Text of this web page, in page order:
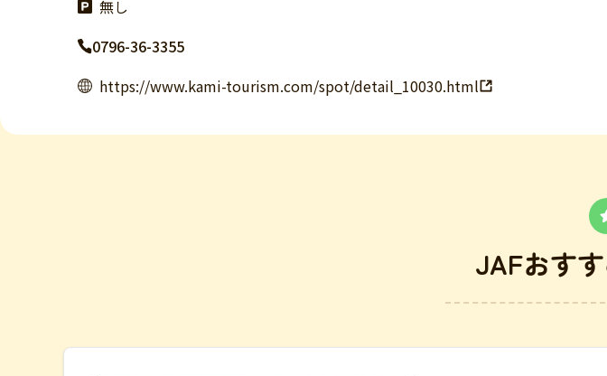
無し
0796-36-3355
https://www.kami-tourism.com/spot/detail_10030.html
JAFおす